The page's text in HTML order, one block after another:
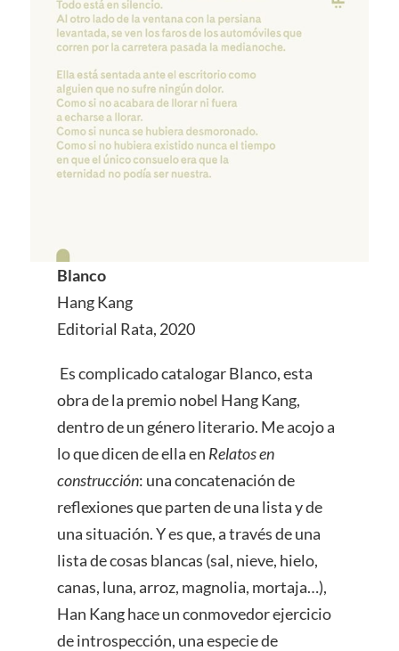
Blanco
Hang Kang
Editorial Rata, 2020
Es complicado catalogar Blanco, esta
obra de la premio nobel Hang Kang,
dentro de un género literario. Me acojo a
lo que dicen de ella en Relatos en
construcción: una concatenación de
reflexiones que parten de una lista y de
una situación. Y es que, a través de una
lista de cosas blancas (sal, nieve, hielo,
canas, luna, arroz, magnolia, mortaja…),
Han Kang hace un conmovedor ejercicio
de introspección, una especie de